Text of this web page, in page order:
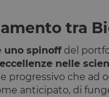
tra
uno spinoffdel
nelle
progressivo che ad
anticipato, di
Nome
__cf_bm
G_ENABLED_IDPS